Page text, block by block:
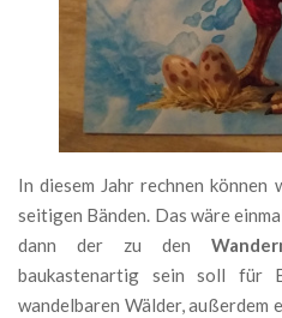
In diesem Jahr rechnen
seitigen Bänden. Das wäre
dann der zu den
baukastenartig sein soll für
wandelbaren Wälder, außerdem